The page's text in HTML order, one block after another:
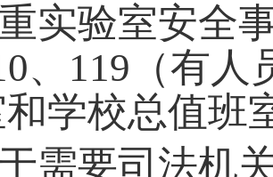
实验室安全
、 119 （有
学校总值班
需要司法机